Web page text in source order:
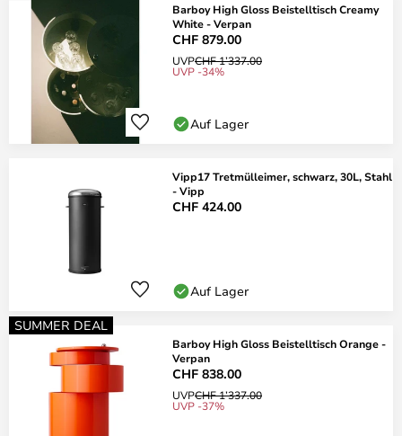
Barboy High Gloss Beistelltisch Creamy
White - Verpan
CHF 879.00
UVPCHF 1’337.00
UVP -34%
Auf Lager
Vipp17 Tretmülleimer, schwarz, 30L, Stahl
- Vipp
CHF 424.00
Auf Lager
SUMMER DEAL
Barboy High Gloss Beistelltisch Orange -
Verpan
CHF 838.00
UVPCHF 1’337.00
UVP -37%